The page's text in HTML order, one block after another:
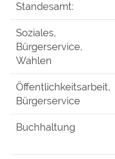
Standesamt:
Soziales,
Bürgerservice,
Wahlen
Öffentlichkeitsarbeit,
Bürgerservice
Buchhaltung